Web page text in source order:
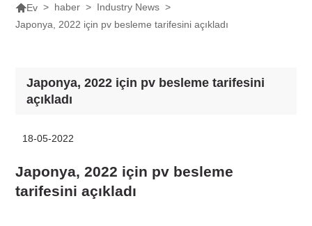
Ev > haber > Industry News >
Japonya, 2022 için pv besleme tarifesini açıkladı
Japonya, 2022 için pv besleme tarifesini
açıkladı
18-05-2022
Japonya, 2022 için pv besleme
tarifesini açıkladı